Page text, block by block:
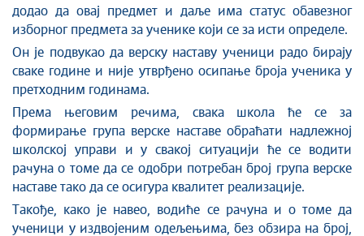
додао да овај предмет и даље има статус обавезног
изборног предмета за ученике који се за исти определе.
Он је подвукао да верску наставу ученици радо бирају
сваке године и није утврђено осипање броја ученика у
претходним годинама.
Према његовим речима, свака школа ће се за
формирање група верске наставе обраћати надлежној
школској управи и у свакој ситуацији ће се водити
рачуна о томе да се одобри потребан број група верске
наставе тако да се осигура квалитет реализације.
Такође, како је навео, водиће се рачуна и о томе да
ученици у издвојеним одељењима, без обзира на број,